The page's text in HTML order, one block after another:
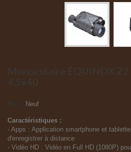
Monoculaire ÉQUINOX Z2
4,5x40
Neuf
Caractéristiques :
- Apps : Application smartphone et
d'enregistrer à distance
- Vidéo HD : Vidéo en Full HD (1080P)